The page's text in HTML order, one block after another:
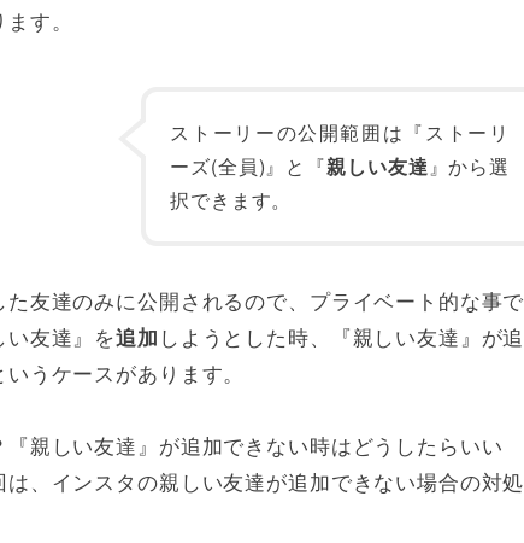
す。
ストーリーの公開範囲は『ストーリ
ーズ(全員)』と『親しい友達』から選
択できます。
た友達のみに公開されるので、プライベート的な事で
い友達』を追加 しようとした時、『親しい友達』が追
うケースがあります。
親しい友達』が追加できない時はどうしたらいい
、インスタの親しい友達が追加できない場合の対処